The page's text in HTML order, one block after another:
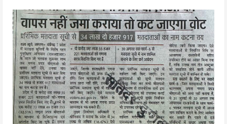
5
प्रमाणपत्र
July 24, 2026